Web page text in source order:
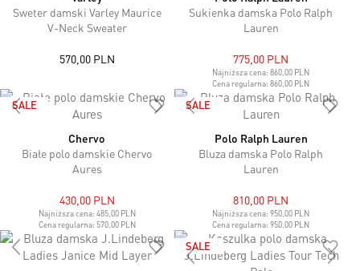
Sweter damski Varley Maurice
V-Neck Sweater
570,00 PLN
Sukienka damska Polo Ralph
Lauren
775,00 PLN
Najniższa cena:860,00 PLN
Cena regularna:860,00 PLN
SALE
Chervo
Białe polo damskie Chervo
Aures
430,00 PLN
Najniższa cena: 485,00 PLN
Cena regularna: 570,00 PLN
SALE
Polo Ralph Lauren
Bluza damska Polo Ralph
Lauren
810,00 PLN
Najniższa cena:950,00 PLN
Cena regularna:950,00 PLN
SALE